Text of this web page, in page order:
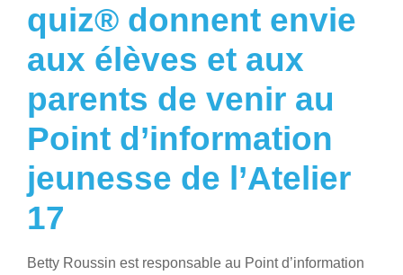
quiz® donnent envie
aux élèves et aux
parents de venir au
Point d’information
jeunesse de l’Atelier
17
Betty Roussin est responsable au Point d’information